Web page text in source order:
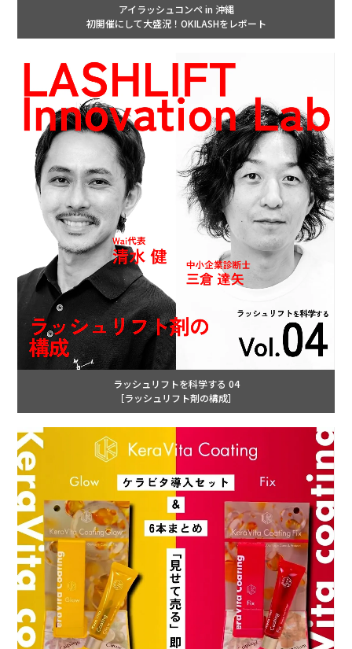
アイラッシュコンペ in 沖縄
初開催にして大盛況！OKILASHをレポート
ラッシュリフトを科学する 04
［ラッシュリフト剤の構成］